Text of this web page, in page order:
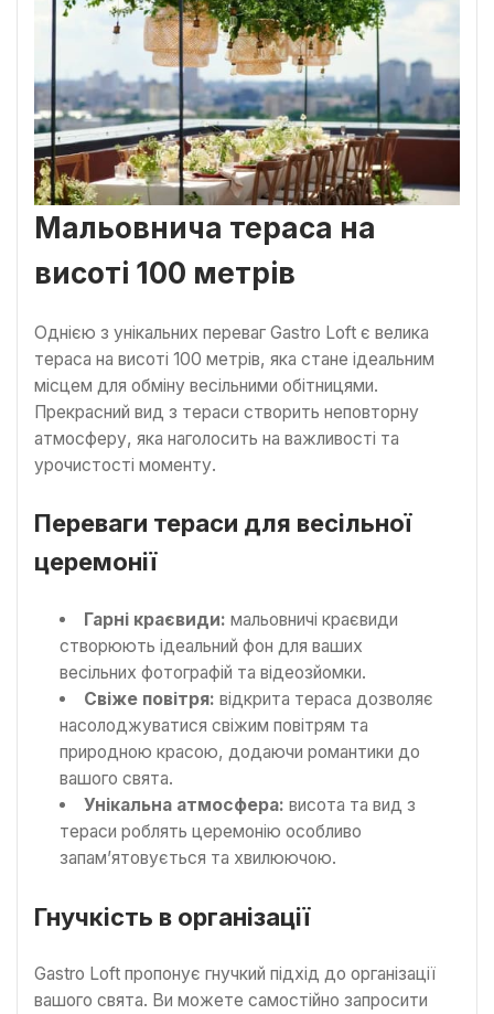
Мальовнича тераса на
висоті 100 метрів
Однією з унікальних переваг Gastro Loft є велика
тераса на висоті 100 метрів, яка стане ідеальним
місцем для обміну весільними обітницями.
Прекрасний вид з тераси створить неповторну
атмосферу, яка наголосить на важливості та
урочистості моменту.
Переваги тераси для весільної
церемонії
Гарні краєвиди: мальовничі краєвиди
створюють ідеальний фон для ваших
весільних фотографій та відеозйомки.
Свіже повітря: відкрита тераса дозволяє
насолоджуватися свіжим повітрям та
природною красою, додаючи романтики до
вашого свята.
Унікальна атмосфера: висота та вид з
тераси роблять церемонію особливо
запам’ятовується та хвилюючою.
Гнучкість в організації
Gastro Loft пропонує гнучкий підхід до організації
вашого свята. Ви можете самостійно запросити